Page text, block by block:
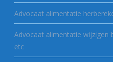
Advocaat alimentatie
Advocaat alimentatie wijzigen
etc